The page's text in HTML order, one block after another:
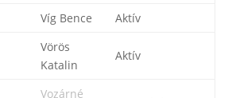
Víg Bence Aktív
Vörös
Katalin
Aktív
Vozárné